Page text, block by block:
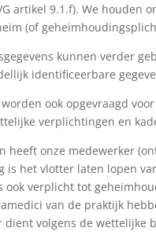
artikel 9.1.f). We houden
(of
kunnen verder
identificeerbare
ook opgevraagd
verplichtingen en
heeft onze medewerker
is het vlotter laten lopen
ook verplicht tot
van de praktijk
dient volgens de